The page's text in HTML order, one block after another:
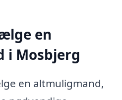
en
i Mosbjerg
en altmuligmand,